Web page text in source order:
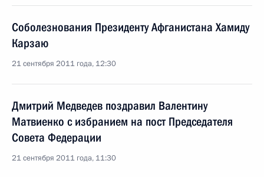
Соболезнования Президенту Афганистана Хамиду
Карзаю
21 сентября 2011 года, 12:30
Дмитрий Медведев поздравил Валентину
Матвиенко с избранием на пост Председателя
Совета Федерации
21 сентября 2011 года, 11:30